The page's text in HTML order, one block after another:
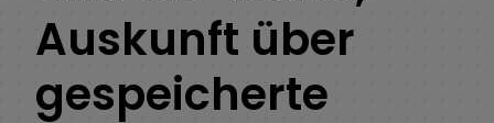
Auskunft über
gespeicherte